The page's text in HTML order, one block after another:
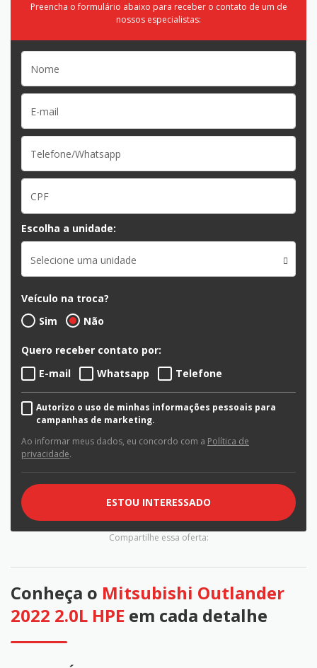
Preencha o formulário abaixo para receber o contato de um de
nossos especialistas:
Escolha a unidade:
Selecione uma unidade
Veículo na troca?
Sim
Não
Quero receber contato por:
E-mail
Whatsapp Telefone
Autorizo o uso de minhas informações pessoais para
campanhas de marketing.
Ao informar meus dados, eu concordo com a Política de
privacidade.
ESTOU INTERESSADO
Compartilhe essa oferta:
Conheça o Mitsubishi Outlander
2022 2.0L HPE em cada detalhe